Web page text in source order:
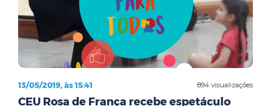
894 visualizações
13/05/2019, às 15:41
CEU Rosa de França recebe espetáculo